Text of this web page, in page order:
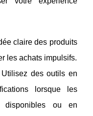
claire des produits
les achats impulsifs.
Utilisez des outils en
lorsque les
ou en